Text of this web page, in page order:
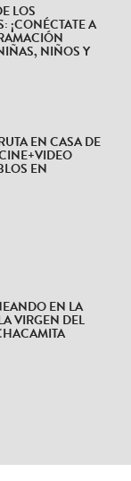
LOS
¡CONÉCTATE A
NIÑOS Y
EN CASA DE
EN
EN LA
VIRGEN DEL